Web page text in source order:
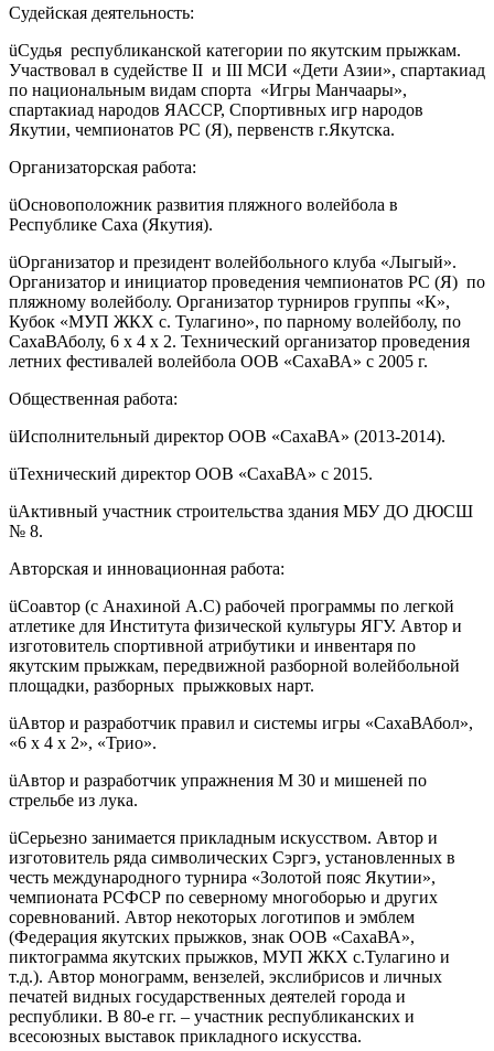
Судейская деятельность:
üСудья республиканской категории по якутским прыжкам.
Участвовал в судействе II и III МСИ «Дети Азии», спартакиад
по национальным видам спорта «Игры Манчаары»,
спартакиад народов ЯАССР, Спортивных игр народов
Якутии, чемпионатов РС (Я), первенств г.Якутска.
Организаторская работа:
üОсновоположник развития пляжного волейбола в
Республике Саха (Якутия).
üОрганизатор и президент волейбольного клуба «Лыгый».
Организатор и инициатор проведения чемпионатов РС (Я) по
пляжному волейболу. Организатор турниров группы «К»,
Кубок «МУП ЖКХ с. Тулагино», по парному волейболу, по
СахаВАболу, 6 х 4 х 2. Технический организатор проведения
летних фестивалей волейбола ООВ «СахаВА» с 2005 г.
Общественная работа:
üИсполнительный директор ООВ «СахаВА» (2013-2014).
üТехнический директор ООВ «СахаВА» с 2015.
üАктивный участник строительства здания МБУ ДО ДЮСШ
№ 8.
Авторская и инновационная работа:
üСоавтор (с Анахиной А.С) рабочей программы по легкой
атлетике для Института физической культуры ЯГУ. Автор и
изготовитель спортивной атрибутики и инвентаря по
якутским прыжкам, передвижной разборной волейбольной
площадки, разборных прыжковых нарт.
üАвтор и разработчик правил и системы игры «СахаВАбол»,
«6 х 4 х 2», «Трио».
üАвтор и разработчик упражнения М 30 и мишеней по
стрельбе из лука.
üСерьезно занимается прикладным искусством. Автор и
изготовитель ряда символических Сэргэ, установленных в
честь международного турнира «Золотой пояс Якутии»,
чемпионата РСФСР по северному многоборью и других
соревнований. Автор некоторых логотипов и эмблем
(Федерация якутских прыжков, знак ООВ «СахаВА»,
пиктограмма якутских прыжков, МУП ЖКХ с.Тулагино и
т.д.). Автор монограмм, вензелей, экслибрисов и личных
печатей видных государственных деятелей города и
республики. В 80-е гг. – участник республиканских и
всесоюзных выставок прикладного искусства.